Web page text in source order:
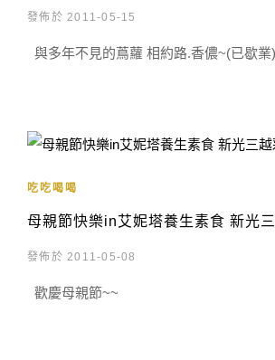
發佈於 2011-05-15
與多年不見的蔦蘿 相約路.香儂~(已歇業)
吃吃喝喝
母親節快樂in艾妮塔養生素食 新光
發佈於 2011-05-08
歡慶母親節~~